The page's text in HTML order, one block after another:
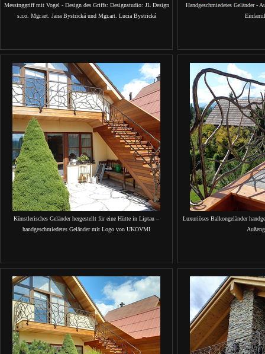
Messinggriff mit Vogel - Design des Griffs: Designstudio: JL Design
s.r.o. Mgr.art. Jana Bystrická und Mgr.art. Lucia Bystrická
Handgeschmiedetes Geländer -
Künstlerisches Geländer hergestellt für eine Hütte in Liptau –
handgeschmiedetes Geländer mit Logo von UKOVMI
Luxuriöses Balkongeländer